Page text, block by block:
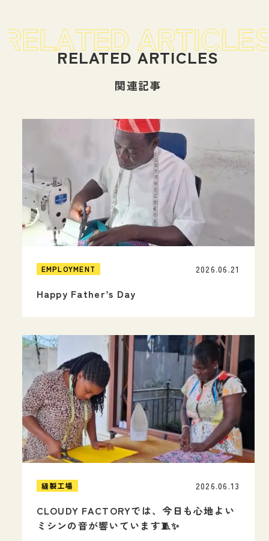
関連記事
EMPLOYMENT
Happy Father’s Day
2026.06.21
縫製工場
CLOUDY FACTORYでは、今日も心地よい
ミシンの音が響いています🧵✨
2026.06.13